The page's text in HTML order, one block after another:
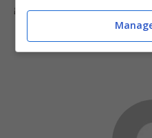
gusto, una ricetta